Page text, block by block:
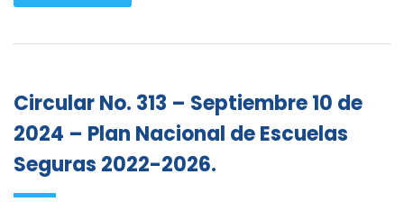
Circular No. 313 – Septiembre 10 de
2024 – Plan Nacional de Escuelas
Seguras 2022-2026.